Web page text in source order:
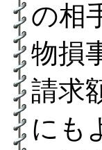
の相
物損
請求
にも